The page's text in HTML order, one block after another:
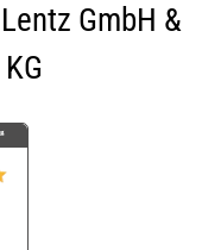
Lentz GmbH &